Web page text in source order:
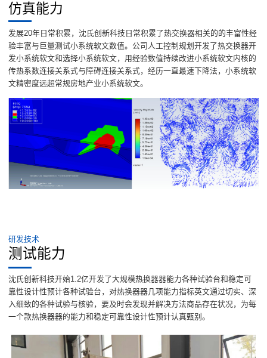
仿真能力
发展20年日常积累，沈氏创新科技日常积累了热交换器相关的的丰富性经
验丰富与巨量测试小系统软文数值。公司人工控制规划开发了热交换器开
发小系统软文和选择小系统软文，用经验数值持续改进小系统软文内核的
传热系数连接关系式与障碍连接关系式，经历一直最速下降法，小系统软
文精密度远超常规房地产业小系统软文。
研发技术
测试能力
沈氏创新科技开始1.2亿开发了大规模热换器器能力各种试验台和稳定可
靠性设计性预计各种试验台，对热换器器几项能力指标英文通过切实、深
入细致的各种试验与核验，要及时会发现并解决方法商品存在状况，为每
一个款热换器器的能力和稳定可靠性设计性预计认真甄别。